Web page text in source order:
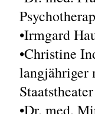
•Irmgard
•Christine
langjähriger
Staatstheater
•Dr. med.